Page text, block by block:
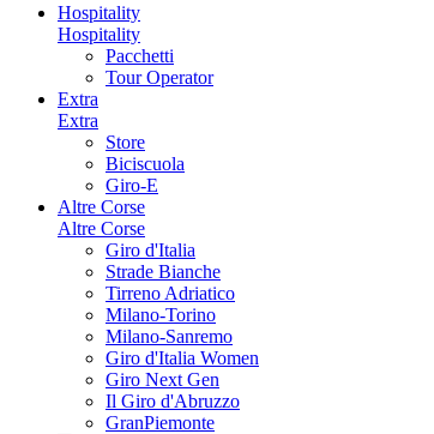
Hospitality
Hospitality
Pacchetti
Tour Operator
Extra
Extra
Store
Biciscuola
Giro-E
Altre Corse
Altre Corse
Giro d'Italia
Strade Bianche
Tirreno Adriatico
Milano-Torino
Milano-Sanremo
Giro d'Italia Women
Giro Next Gen
Il Giro d'Abruzzo
GranPiemonte